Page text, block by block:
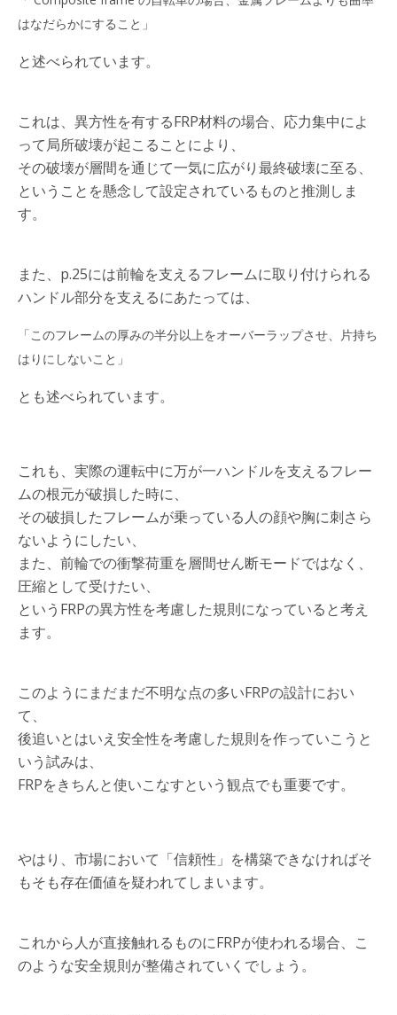
はなだらかにすること」
と述べられています。
これは、異方性を有するFRP材料の場合、応力集中によ
って局所破壊が起こることにより、
その破壊が層間を通じて一気に広がり最終破壊に至る、
ということを懸念して設定されているものと推測しま
す。
また、p.25には前輪を支えるフレームに取り付けられる
ハンドル部分を支えるにあたっては、
「このフレームの厚みの半分以上をオーバーラップさせ、片持ち
はりにしないこと」
とも述べられています。
これも、実際の運転中に万が一ハンドルを支えるフレー
ムの根元が破損した時に、
その破損したフレームが乗っている人の顔や胸に刺さら
ないようにしたい、
また、前輪での衝撃荷重を層間せん断モードではなく、
圧縮として受けたい、
というFRPの異方性を考慮した規則になっていると考え
ます。
このようにまだまだ不明な点の多いFRPの設計におい
て、
後追いとはいえ安全性を考慮した規則を作っていこうと
いう試みは、
FRPをきちんと使いこなすという観点でも重要です。
やはり、市場において「信頼性」を構築できなければそ
もそも存在価値を疑われてしまいます。
これから人が直接触れるものにFRPが使われる場合、こ
のような安全規則が整備されていくでしょう。